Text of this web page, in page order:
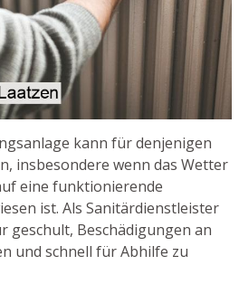
kann für denjenigen
insbesondere wenn das Wetter
eine funktionierende
ist. Als Sanitärdienstleister
geschult, Beschädigungen an
und schnell für Abhilfe zu